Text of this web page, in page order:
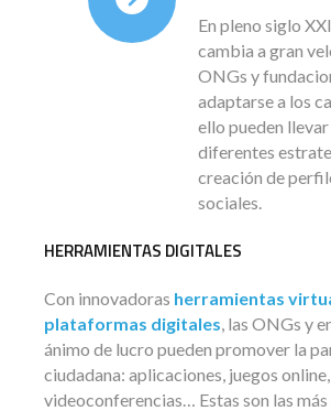
En pleno siglo
cambia a gran
ONGs y
adaptarse a los
ello pueden
diferentes
creación de
sociales.
HERRAMIENTAS DIGITALES
Con innovadoras herramientas
plataformas digitales, las ONGs y
ánimo de lucro pueden promover la
ciudadana: aplicaciones, juegos
videoconferencias… Estas son las más